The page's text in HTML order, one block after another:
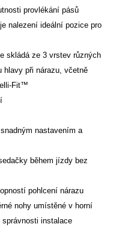
provlékání pásů
nalezení ideální pozice pro
skládá ze 3 vrstev různých
hlavy při nárazu, včetně
Fit™
nastavením a
během jízdy bez
pohlcení nárazu
nohy umístěné v horní
instalace